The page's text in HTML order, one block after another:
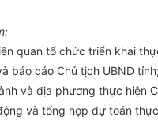
quan tổ chức triển khai
báo cáo Chủ tịch UBND tỉnh;
và địa phương thực hiện
và tổng hợp dự toán